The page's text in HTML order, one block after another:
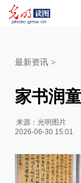
最新资讯 >
家书润
来源：光明图片
2026-06-30 15:01